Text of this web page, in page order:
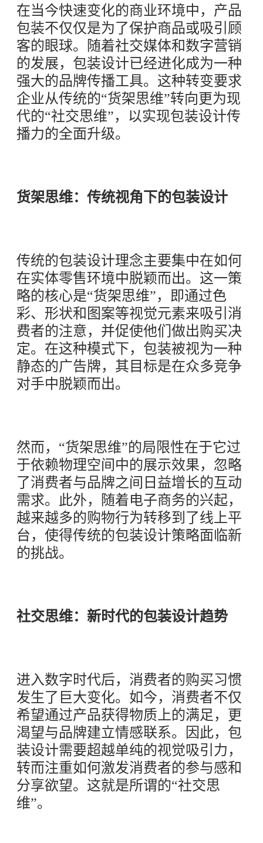
在当今快速变化的商业环境中，产品
包装不仅仅是为了保护商品或吸引顾
客的眼球。随着社交媒体和数字营销
的发展，包装设计已经进化成为一种
强大的品牌传播工具。这种转变要求
企业从传统的“货架思维”转向更为现
代的“社交思维”，以实现包装设计传
播力的全面升级。
货架思维：传统视角下的包装设计
传统的包装设计理念主要集中在如何
在实体零售环境中脱颖而出。这一策
略的核心是“货架思维”，即通过色
彩、形状和图案等视觉元素来吸引消
费者的注意，并促使他们做出购买决
定。在这种模式下，包装被视为一种
静态的广告牌，其目标是在众多竞争
对手中脱颖而出。
然而，“货架思维”的局限性在于它过
于依赖物理空间中的展示效果，忽略
了消费者与品牌之间日益增长的互动
需求。此外，随着电子商务的兴起，
越来越多的购物行为转移到了线上平
台，使得传统的包装设计策略面临新
的挑战。
社交思维：新时代的包装设计趋势
进入数字时代后，消费者的购买习惯
发生了巨大变化。如今，消费者不仅
希望通过产品获得物质上的满足，更
渴望与品牌建立情感联系。因此，包
装设计需要超越单纯的视觉吸引力，
转而注重如何激发消费者的参与感和
分享欲望。这就是所谓的“社交思
维”。